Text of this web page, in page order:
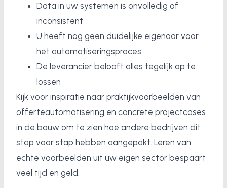
Data in uw systemen is onvolledig of
inconsistent
U heeft nog geen duidelijke eigenaar voor
het automatiseringsproces
De leverancier belooft alles tegelijk op te
lossen
Kijk voor inspiratie naar praktijkvoorbeelden van
offerteautomatisering en concrete projectcases
in de bouw om te zien hoe andere bedrijven dit
stap voor stap hebben aangepakt. Leren van
echte voorbeelden uit uw eigen sector bespaart
veel tijd en geld.